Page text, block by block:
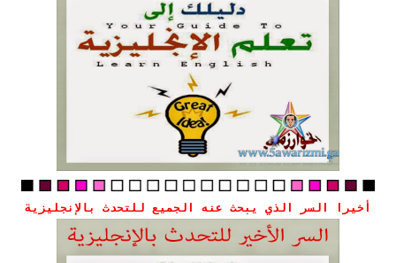
أخيرا السر الذي يبحث عنه الجميع للتحدث بالإنجليزية